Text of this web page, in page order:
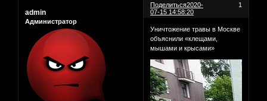
Поделиться 1
2020-
07-15 14:58:20
admin
Администратор
Уничтожение травы в Москве
объяснили «клещами,
мышами и крысами»